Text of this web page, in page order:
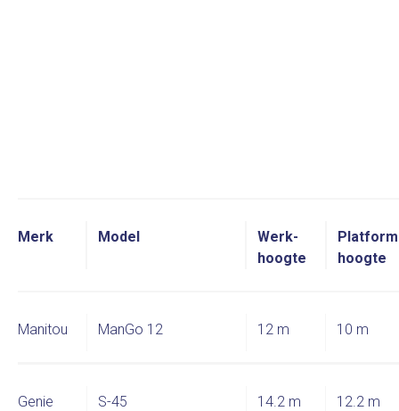
Merk Model
Werk-
hoogte
hoogte
Manitou ManGo 12 12 m 10 m
Genie S-45 14.2 m 12.2 m